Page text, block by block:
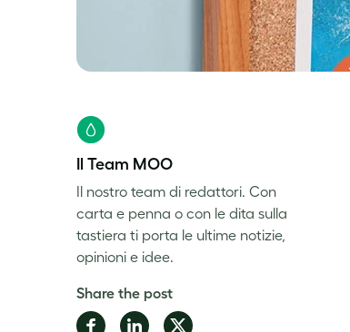
Il Team MOO
Il nostro team di redattori. Con
carta e penna o con le dita sulla
tastiera ti porta le ultime notizie,
opinioni e idee.
Share the post
Share Share Share